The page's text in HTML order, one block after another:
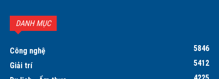
DANH MỤC
Công nghệ
5846
Giải trí
5412